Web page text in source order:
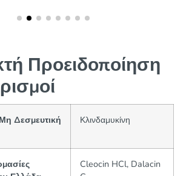
Προειδοποίηση
Δεσμευτική
Κλινδαμυκίνη
Cleocin HCl, Dalacin